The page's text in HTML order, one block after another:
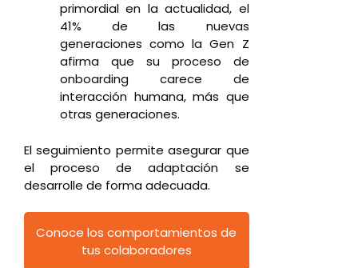
primordial en la actualidad, el
41% de las nuevas
generaciones como la Gen Z
afirma que su proceso de
onboarding carece de
interacción humana, más que
otras generaciones.
El seguimiento permite asegurar que
el proceso de adaptación se
desarrolle de forma adecuada.
Conoce los comportamientos de
tus colaboradores